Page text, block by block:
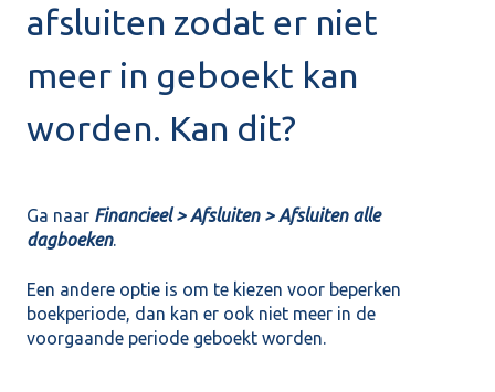
afsluiten zodat er niet
meer in geboekt kan
worden. Kan dit?
Ga naar Financieel > Afsluiten > Afsluiten alle
dagboeken.
Een andere optie is om te kiezen voor beperken
boekperiode, dan kan er ook niet meer in de
voorgaande periode geboekt worden.